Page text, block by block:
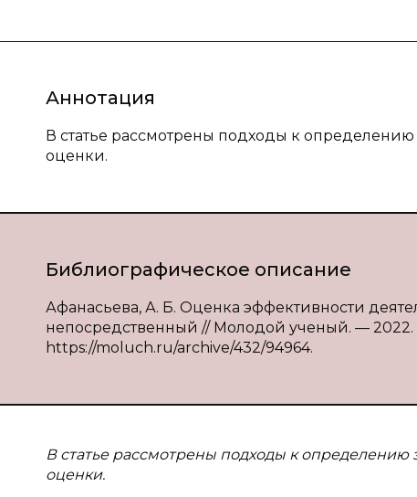
Аннотация
В статье рассмотрены подходы к
оценки.
Библиографическое описание
Афанасьева, А. Б. Оценка эффективности
непосредственный // Молодой ученый. —
https://moluch.ru/archive/432/94964.
В статье рассмотрены подходы к
оценки.